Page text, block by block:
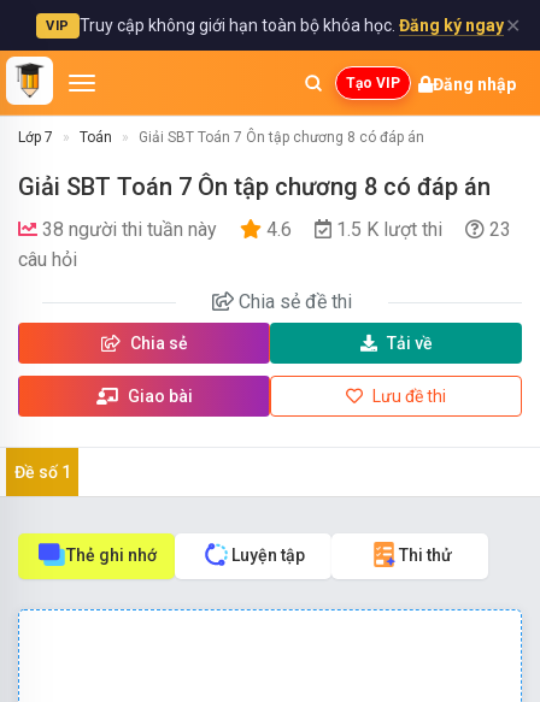
VIP Truy cập không giới hạn toàn bộ khóa học. Đăng ký ngay✕
Tạo VIP Đăng nhập
Lớp 7 Toán Giải SBT Toán 7 Ôn tập chương 8 có đáp án
Giải SBT Toán 7 Ôn tập chương 8 có đáp án
38 người thi tuần này 4.6 1.5 K lượt thi
23
câu hỏi
Chia sẻ đề thi
Chia sẻ
Giao bài
Tải về
Lưu đề thi
Đề số 1
Thẻ ghi nhớ Luyện tập Thi thử